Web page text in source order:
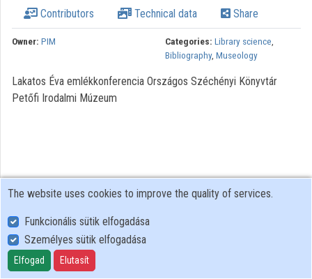
Contributors Technical data Share
Owner: PIM Categories: Library science,
Bibliography, Museology
Lakatos Éva emlékkonferencia Országos Széchényi Könyvtár
Petőfi Irodalmi Múzeum
User Policy
Adatkezelési tájékoztató (en)
Cookie Policy
The website uses cookies to improve the quality of services.
Funkcionális sütik elfogadása
Személyes sütik elfogadása
Elfogad Elutasít